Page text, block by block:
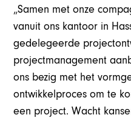
„Samen met onze
vanuit ons kantoor in
gedelegeerde
projectmanagement
ons bezig met het
ontwikkelproces om te
een project. Wacht